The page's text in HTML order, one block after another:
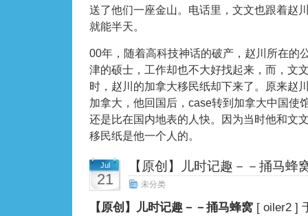
送了他们一座金山。电话里，文文也跟着赵
就能半天。
00年，随着高科技神话的破产，赵川所在的
津的硕士，工作却也不大好找起来，而，文
时，赵川的加拿大移民纸却下来了。原来赵
加拿大，他回国后，case转到加拿大中国使
还是比在国内地表的人快。因为当时他和文
移民纸是他一个人的。
Jul
21
【原创】儿时记趣－－捅马蜂
未分类
【原创】儿时记趣－－捅马蜂窝 [ oiler2 ]